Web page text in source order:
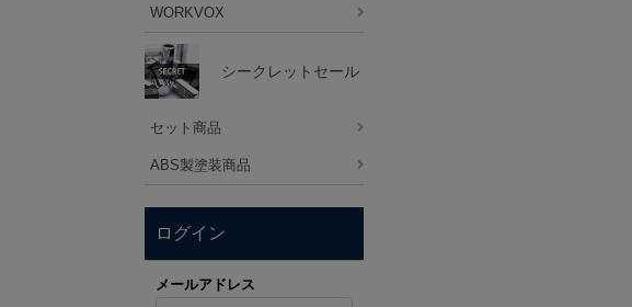
WORKVOX
シークレットセール
セット商品
ABS製塗装商品
ログイン
メールアドレス